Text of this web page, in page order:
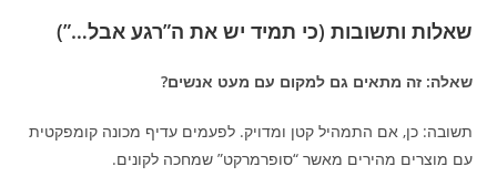
שאלות ותשובות (כי תמיד יש את ה”רגע אבל…”)
שאלה: זה מתאים גם למקום עם מעט אנשים?
תשובה: כן, אם התמהיל קטן ומדויק. לפעמים עדיף מכונה קומפקטית
עם מוצרים מהירים מאשר “סופרמרקט” שמחכה לקונים.